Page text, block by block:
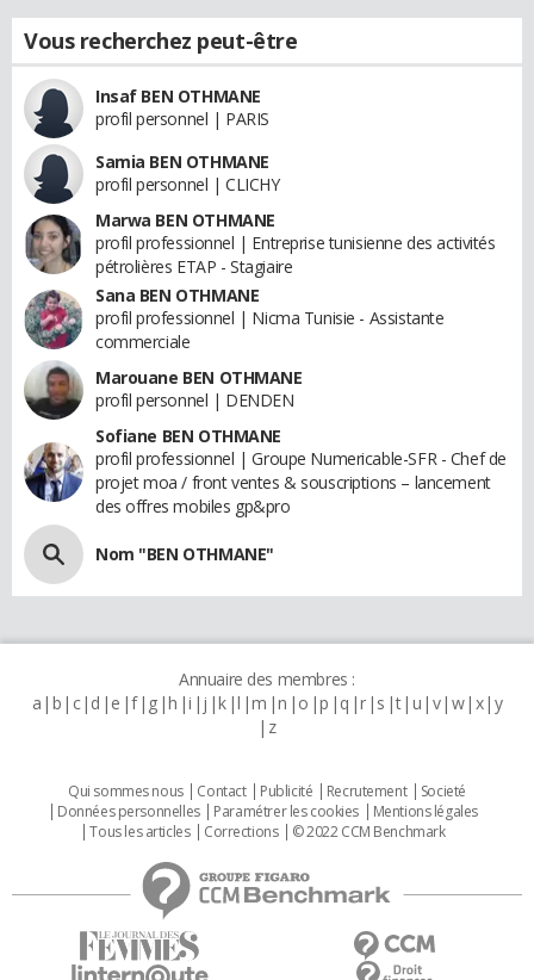
Vous recherchez peut-être
Insaf BEN OTHMANE
profil personnel | PARIS
Samia BEN OTHMANE
profil personnel | CLICHY
Marwa BEN OTHMANE
profil professionnel | Entreprise tunisienne des activités
pétrolières ETAP - Stagiaire
Sana BEN OTHMANE
profil professionnel | Nicma Tunisie - Assistante
commerciale
Marouane BEN OTHMANE
profil personnel | DENDEN
Sofiane BEN OTHMANE
profil professionnel | Groupe Numericable-SFR - Chef de
projet moa / front ventes & souscriptions – lancement
des offres mobiles gp&pro
Nom "BEN OTHMANE"
Annuaire des membres :
a b c d e f g h i j k l m n o p q r s t u v w x y
z
Qui sommes nous Contact Publicité Recrutement
Societé
Données personnelles
Paramétrer les cookies
Mentions légales
Tous les articles
Corrections © 2022 CCM Benchmark